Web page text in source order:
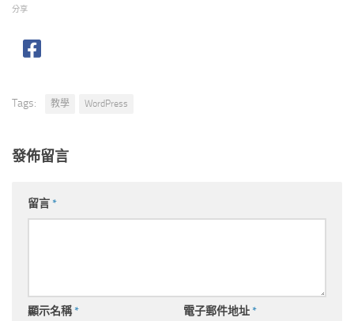
分享
Tags: 教學 WordPress
發佈留言
留言*
顯示名稱* 電子郵件地址*